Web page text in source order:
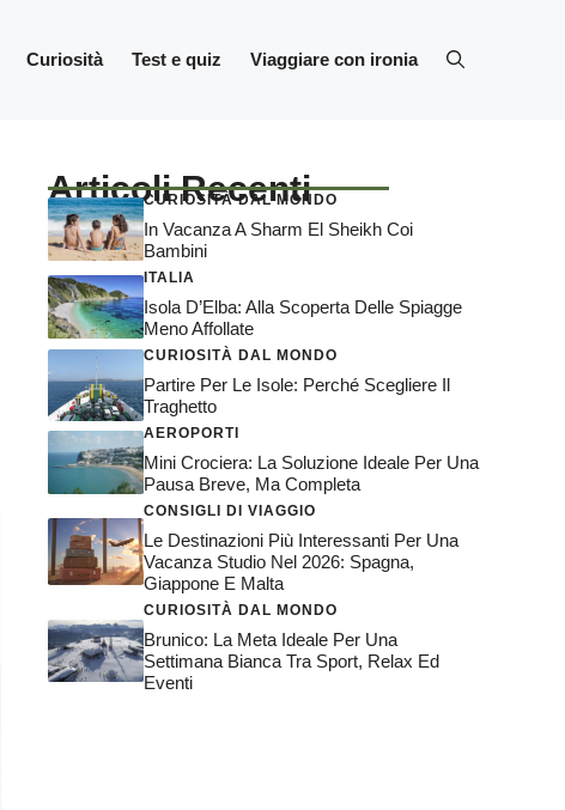
Curiosità Test e quiz Viaggiare con ironia
Articoli Recenti
CURIOSITÀ DAL MONDO
In Vacanza A Sharm El Sheikh Coi
Bambini
ITALIA
Isola D’Elba: Alla Scoperta Delle Spiagge
Meno Affollate
CURIOSITÀ DAL MONDO
Partire Per Le Isole: Perché Scegliere Il
Traghetto
AEROPORTI
Mini Crociera: La Soluzione Ideale Per Una
Pausa Breve, Ma Completa
CONSIGLI DI VIAGGIO
Le Destinazioni Più Interessanti Per Una
Vacanza Studio Nel 2026: Spagna,
Giappone E Malta
CURIOSITÀ DAL MONDO
Brunico: La Meta Ideale Per Una
Settimana Bianca Tra Sport, Relax Ed
Eventi